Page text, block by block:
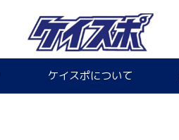
ケイスポについて